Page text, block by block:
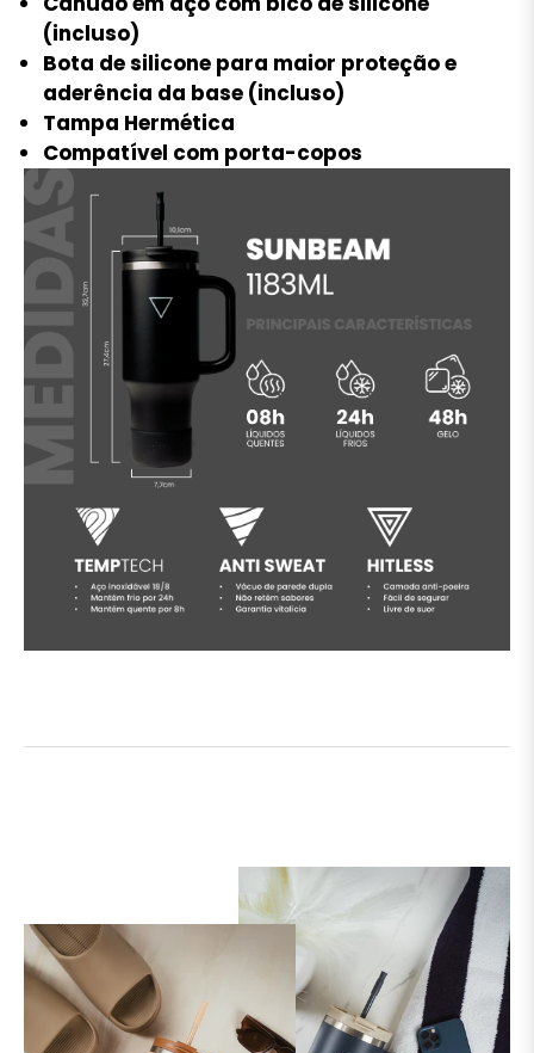
(incluso)
Bota de silicone para maior proteção e
aderência da base (incluso)
Tampa Hermética
Compatível com porta-copos